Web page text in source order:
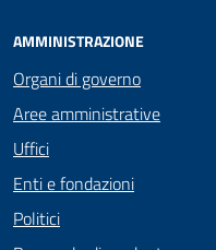
AMMINISTRAZIONE
Organi di governo
Aree amministrative
Uffici
Enti e fondazioni
Politici